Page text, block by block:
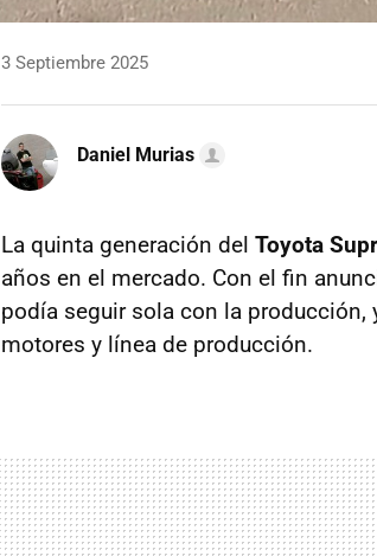
3 Septiembre 2025
Daniel Murias
La quinta generación del Toyota
años en el mercado. Con el fin
podía seguir sola con la
motores y línea de producción.